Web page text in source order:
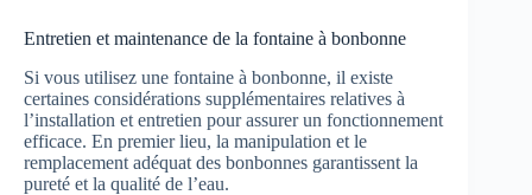
Entretien et maintenance de la fontaine à bonbonne
Si vous utilisez une fontaine à bonbonne, il existe
certaines considérations supplémentaires relatives à
l’installation et entretien pour assurer un fonctionnement
efficace. En premier lieu, la manipulation et le
remplacement adéquat des bonbonnes garantissent la
pureté et la qualité de l’eau.